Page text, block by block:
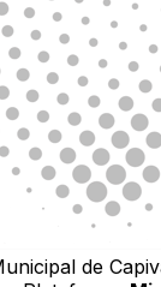
de